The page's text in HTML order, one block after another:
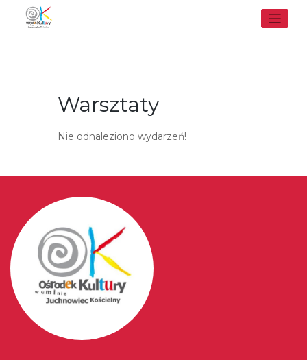
content
Warsztaty
Nie odnaleziono wydarzeń!